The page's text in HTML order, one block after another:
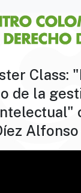
Class:
de la
Alfonso